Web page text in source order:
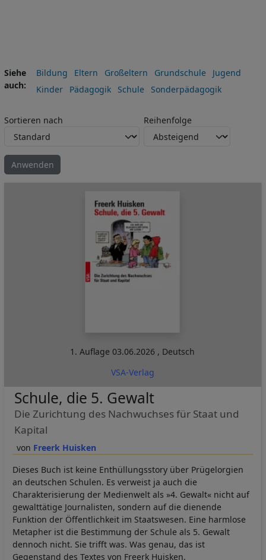
Siehe
auch
Bildung Eltern Großeltern Grundschule
Jugend
Kinder
Pädagogik Schule Sonderpädagogik
Sortieren nach Reihenfolge
1. Auflage03.06.2026 , Deutsch
VSA-Verlag
Freerk Huisken
Schule, die 5. Gewalt
Die Zurichtung des Nachwuchses für Staat und
Kapital
Dieses Buch ist keine Enthüllungsstory über Prügelorgien
an deutschen Schulen. Es verweist ja auch die
Charakterisierung der Medienwelt als »4. Gewalt« nicht auf
gewalttätige Journalisten, sondern auf die dienende
Funktion der Öffentlichkeit im Staatswesen. Eine harmlose
Metapher ist die Bestimmung der Schule als 5. Gewalt
dennoch nicht. Sie trifft was. Was genau, das ist
Gegenstand des Textes von Freerk Huisken.